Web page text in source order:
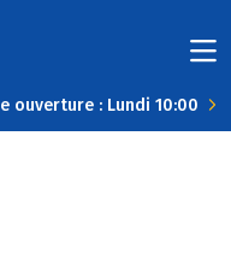
ouverture : Lundi 10:00